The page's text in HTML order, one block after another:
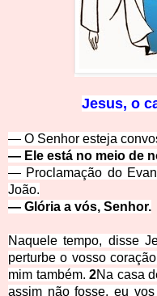
Jesus, o
— O Senhor esteja
— Ele está no meio de
— Proclamação do
João.
— Glória a vós, Senhor.
Naquele tempo, disse
perturbe o vosso
mim também. 2Na casa
assim não fosse, eu